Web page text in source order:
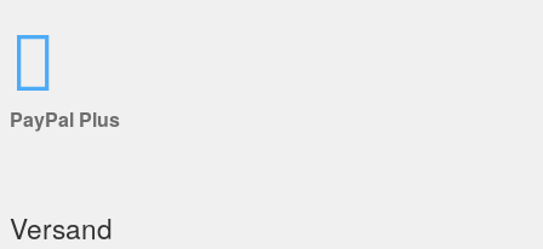
PayPal Plus
Versand